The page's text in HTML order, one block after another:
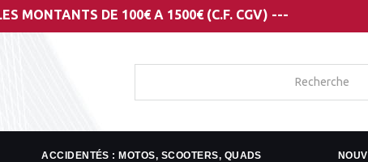
DE 100€ A 1500€ (C.F. CGV) ---
ACCIDENTÉS : MOTOS, SCOOTERS, QUADS